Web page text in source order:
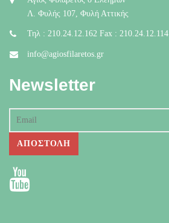
Λ. Φυλής 107, Φυλή Αττικής
Τηλ : 210.24.12.162 Fax : 210.24.12.114
info@agiosfilaretos.gr
Newsletter